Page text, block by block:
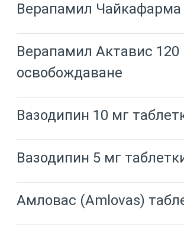
Верапамил Чайкафарма
Верапамил Актавис
освобождаване
Вазодипин 10 мг
Вазодипин 5 мг
Амловас (Amlovas)